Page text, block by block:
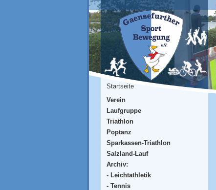
Startseite
Verein
Laufgruppe
Triathlon
Poptanz
Sparkassen-Triathlon
Salzland-Lauf
Archiv:
- Leichtathletik
- Tennis